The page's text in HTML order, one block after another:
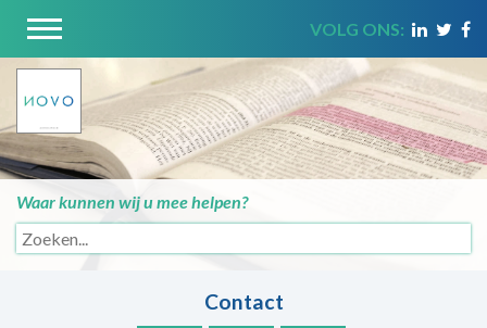
VOLG ONS:
Waar kunnen wij u mee helpen?
Contact